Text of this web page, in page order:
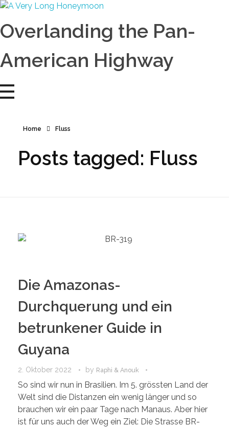
Overlanding the Pan-
American Highway
Home Fluss
Posts tagged: Fluss
Die Amazonas-
Durchquerung und ein
betrunkener Guide in
Guyana
2. Oktober 2022 by Raphi & Anouk
So sind wir nun in Brasilien. Im 5. grössten Land der
Welt sind die Distanzen ein wenig länger und so
brauchen wir ein paar Tage nach Manaus. Aber hier
ist für uns auch der Weg ein Ziel: Die Strasse BR-